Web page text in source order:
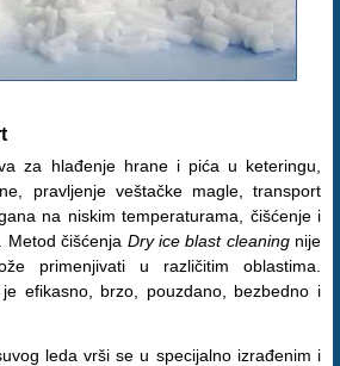
za hlađenje hrane i pića u keteringu,
pravljenje veštačke magle, transport
na niskim temperaturama, čišćenje i
Metod čišćenja Dry ice blast cleaningnije
primenjivati u različitim oblastima.
efikasno, brzo, pouzdano, bezbedno i
leda vrši se u specijalno izrađenim i